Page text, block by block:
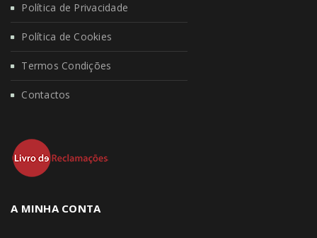
Política de Privacidade
Política de Cookies
Termos Condições
Contactos
A MINHA CONTA